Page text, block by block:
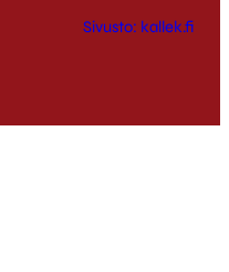
Sivusto: kallek.fi